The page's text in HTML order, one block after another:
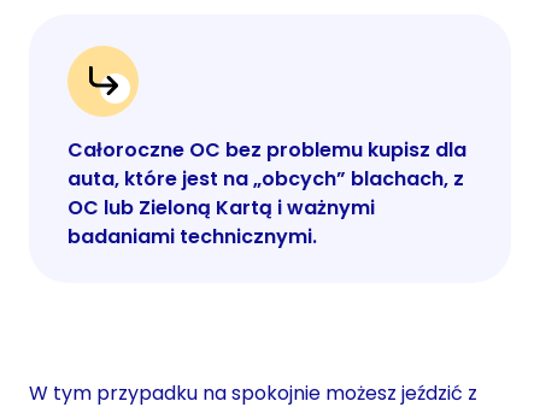
Całoroczne OC bez problemu kupisz dla
auta, które jest na „obcych” blachach, z
OC lub Zieloną Kartą i ważnymi
badaniami technicznymi.
W tym przypadku na spokojnie możesz jeździć z